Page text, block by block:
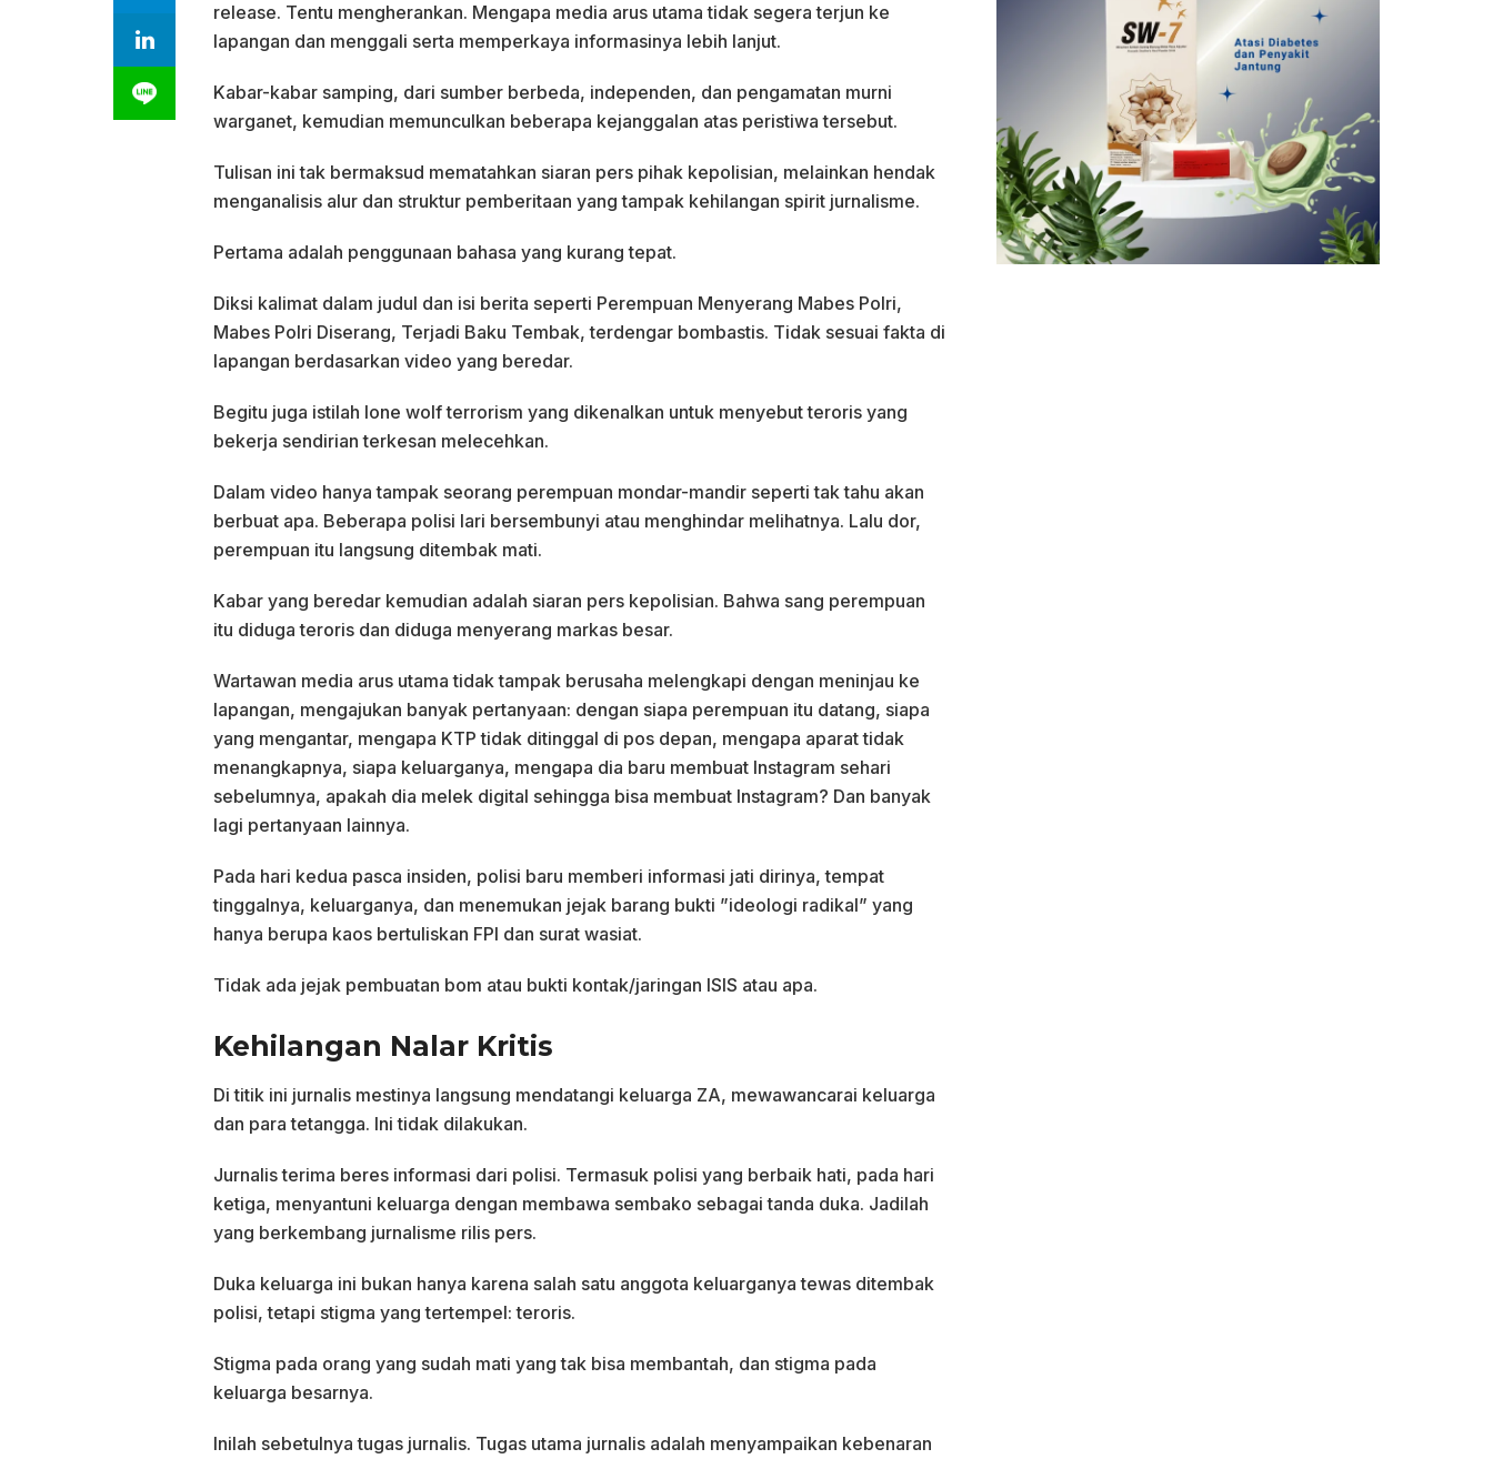
release. Tentu mengherankan. Mengapa media arus utama tidak segera terjun ke
lapangan dan menggali serta memperkaya informasinya lebih lanjut.
Kabar-kabar samping, dari sumber berbeda, independen, dan pengamatan murni
warganet, kemudian memunculkan beberapa kejanggalan atas peristiwa tersebut.
Tulisan ini tak bermaksud mematahkan siaran pers pihak kepolisian, melainkan hendak
menganalisis alur dan struktur pemberitaan yang tampak kehilangan spirit jurnalisme.
Pertama adalah penggunaan bahasa yang kurang tepat.
Diksi kalimat dalam judul dan isi berita seperti Perempuan Menyerang Mabes Polri,
Mabes Polri Diserang, Terjadi Baku Tembak, terdengar bombastis. Tidak sesuai fakta di
lapangan berdasarkan video yang beredar.
Begitu juga istilah lone wolf terrorism yang dikenalkan untuk menyebut teroris yang
bekerja sendirian terkesan melecehkan.
Dalam video hanya tampak seorang perempuan mondar-mandir seperti tak tahu akan
berbuat apa. Beberapa polisi lari bersembunyi atau menghindar melihatnya. Lalu dor,
perempuan itu langsung ditembak mati.
Kabar yang beredar kemudian adalah siaran pers kepolisian. Bahwa sang perempuan
itu diduga teroris dan diduga menyerang markas besar.
Wartawan media arus utama tidak tampak berusaha melengkapi dengan meninjau ke
lapangan, mengajukan banyak pertanyaan: dengan siapa perempuan itu datang, siapa
yang mengantar, mengapa KTP tidak ditinggal di pos depan, mengapa aparat tidak
menangkapnya, siapa keluarganya, mengapa dia baru membuat Instagram sehari
sebelumnya, apakah dia melek digital sehingga bisa membuat Instagram? Dan banyak
lagi pertanyaan lainnya.
Pada hari kedua pasca insiden, polisi baru memberi informasi jati dirinya, tempat
tinggalnya, keluarganya, dan menemukan jejak barang bukti ”ideologi radikal” yang
hanya berupa kaos bertuliskan FPI dan surat wasiat.
Tidak ada jejak pembuatan bom atau bukti kontak/jaringan ISIS atau apa.
Kehilangan Nalar Kritis
Di titik ini jurnalis mestinya langsung mendatangi keluarga ZA, mewawancarai keluarga
dan para tetangga. Ini tidak dilakukan.
Jurnalis terima beres informasi dari polisi. Termasuk polisi yang berbaik hati, pada hari
ketiga, menyantuni keluarga dengan membawa sembako sebagai tanda duka. Jadilah
yang berkembang jurnalisme rilis pers.
Duka keluarga ini bukan hanya karena salah satu anggota keluarganya tewas ditembak
polisi, tetapi stigma yang tertempel: teroris.
Stigma pada orang yang sudah mati yang tak bisa membantah, dan stigma pada
keluarga besarnya.
Inilah sebetulnya tugas jurnalis. Tugas utama jurnalis adalah menyampaikan kebenaran